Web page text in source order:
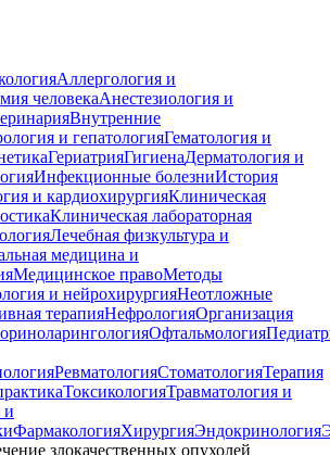
Аллергология и
человекаАнестезиология и
Внутренние
и гепатологияГематология и
ГериатрияГигиенаДерматология и
Инфекционные болезниИстория
и кардиохирургияКлиническая
Клиническая лабораторная
Лечебная физкультура и
медицина и
Медицинское правоМетоды
и нейрохирургияНеотложные
терапияНефрологияОрганизация
Офтальмология
РевматологияСтоматологияТерапия
ТоксикологияТравматология и
и
ФармакологияХирургияЭндокринология
злокачественных опухолей